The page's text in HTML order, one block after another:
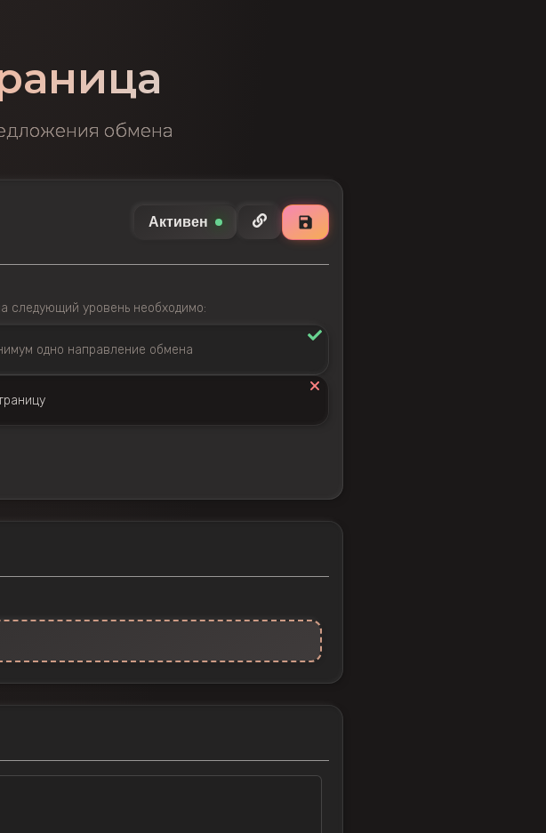
обмена
Активен
следующий уровень необходимо:
одно направление обмена